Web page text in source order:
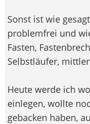
Sonst ist wie
problemfrei und
Fasten,
Selbstläufer,
Heute werde ich
einlegen, wollte
gebacken haben,